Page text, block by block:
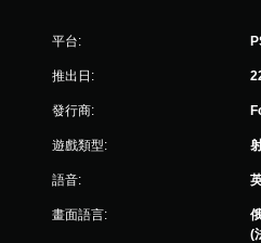
平台:
推出日:
發行商:
遊戲類型:
語音:
畫面語言:
(